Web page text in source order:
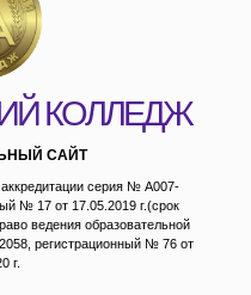
КОЛЛЕДЖ
САЙТ
серия № А007-
№ 17 от 17.05.2019 г.(срок
ведения образовательной
регистрационный № 76 от
г.